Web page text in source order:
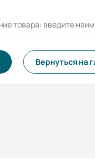
Вернуться на